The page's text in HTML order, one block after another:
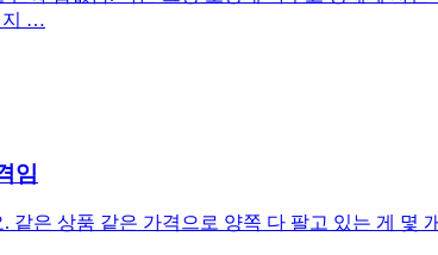
지 …
임
은 상품 같은 가격으로 양쪽 다 팔고 있는 게 몇